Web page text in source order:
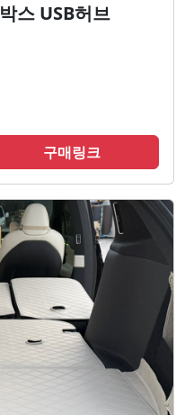
스 USB허브
구매링크